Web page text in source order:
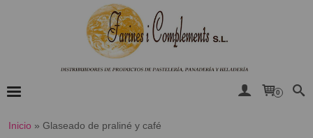
0
Inicio » ​Glaseado de praliné y café